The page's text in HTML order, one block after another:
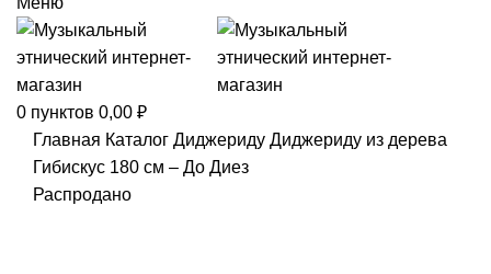
0 пунктов 0,00 ₽
Главная Каталог Диджериду Диджериду из дерева
Гибискус 180 см – До Диез
Распродано